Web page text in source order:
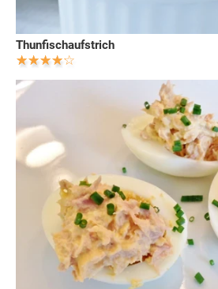
Thunfischaufstrich